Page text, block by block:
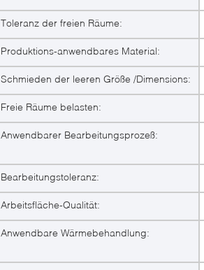
Toleranz der freien Räume:
Produktions-anwendbares Material:
Schmieden der leeren Größe /Dimensions:
Freie Räume belasten:
Anwendbarer Bearbeitungsprozeß:
Bearbeitungstoleranz:
Arbeitsfläche-Qualität:
Anwendbare Wärmebehandlung: